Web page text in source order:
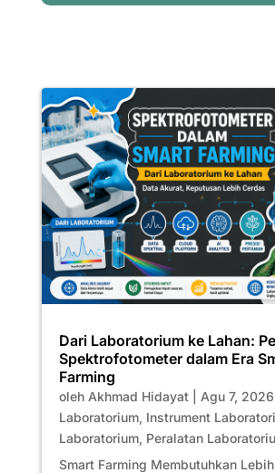
Dari Laboratorium ke Lahan:
Spektrofotometer dalam Era
Farming
oleh Akhmad Hidayat| Agu 7, 2026
Laboratorium, Instrument
Laboratorium, Peralatan
Smart Farming Membutuhkan